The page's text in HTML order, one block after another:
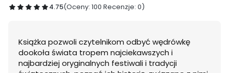
4.75(Oceny: 100 Recenzje: 0)
Książka pozwoli czytelnikom odbyć wędrówkę
dookoła świata tropem najciekawszych i
najbardziej oryginalnych festiwali i tradycji